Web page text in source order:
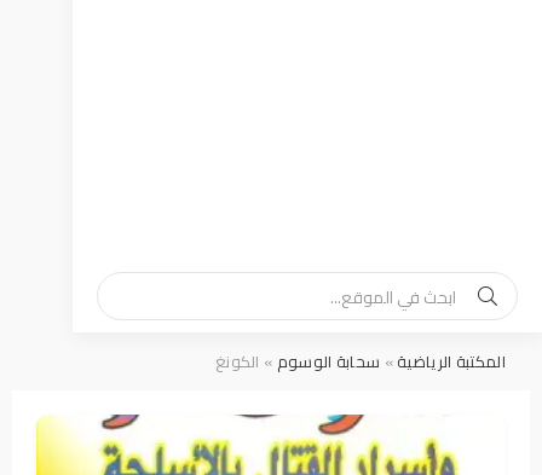
المكتبة الرياضية» سحابة الوسوم » الكونغ